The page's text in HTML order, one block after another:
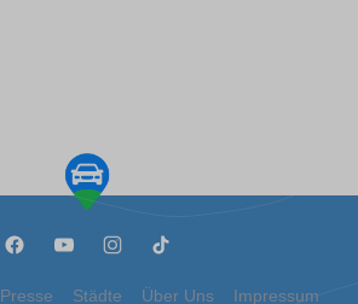
Presse Städte Über Uns Impressum